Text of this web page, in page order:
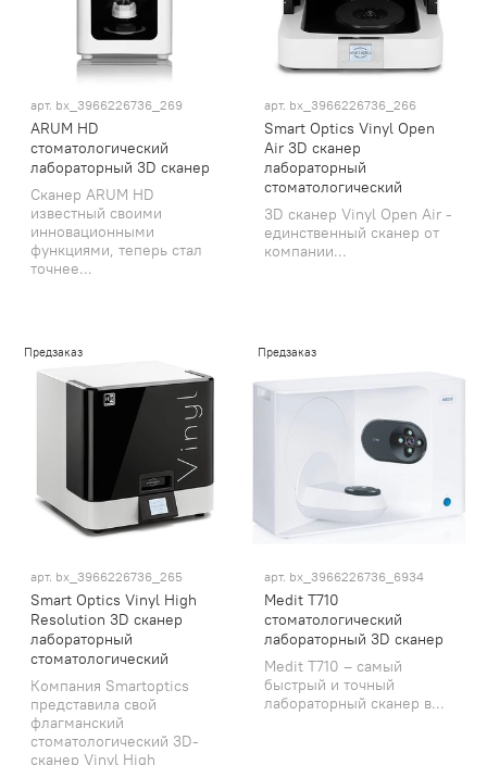
арт. bx_3966226736_269
ARUM HD
стоматологический
лабораторный 3D сканер
Сканер ARUM HD
известный своими
инновационными
функциями, теперь стал
точнее...
арт. bx_3966226736_266
Smart Optics Vinyl Open
Air 3D сканер
лабораторный
стоматологический
3D сканер Vinyl Open Air -
единственный сканер от
компании...
Предзаказ
арт. bx_3966226736_265
Smart Optics Vinyl High
Resolution 3D сканер
лабораторный
стоматологический
Компания Smartoptics
представила свой
флагманский
стоматологический 3D-
сканер Vinyl High
Предзаказ
арт. bx_3966226736_6934
Medit T710
стоматологический
лабораторный 3D сканер
Medit T710 – самый
быстрый и точный
лабораторный сканер в...